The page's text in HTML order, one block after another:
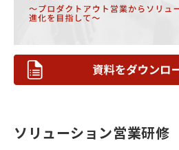
ソリューション営業研修